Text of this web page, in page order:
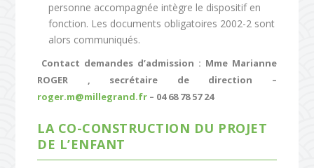
personne accompagnée intègre le dispositif en
fonction. Les documents obligatoires 2002-2 sont
alors communiqués.
Contact demandes d’admission : Mme Marianne
ROGER , secrétaire de direction –
roger.m@millegrand.fr – 04 68 78 57 24
LA CO-CONSTRUCTION DU PROJET
DE L’ENFANT